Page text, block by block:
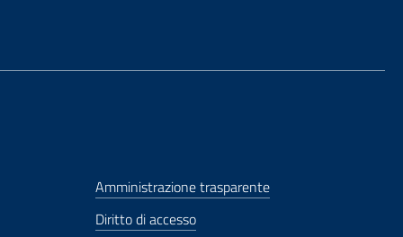
Amministrazione trasparente
Diritto di accesso